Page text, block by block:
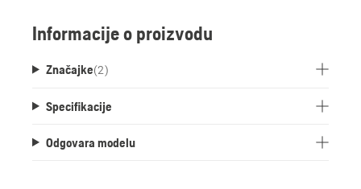
Informacije o proizvodu
Značajke(2)
Specifikacije
Odgovara modelu